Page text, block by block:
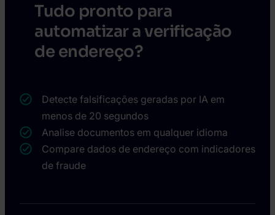
Tudo pronto para
automatizar a verificação
de endereço?
Detecte falsificações geradas por IA em
menos de 20 segundos
Analise documentos em qualquer idioma
Compare dados de endereço com indicadores
de fraude